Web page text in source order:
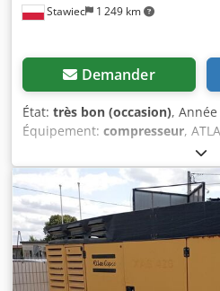
Stawiec 1 249 km
Demander
État: très bon (occasion),
Équipement: compresseur,
XAS88 5.2m3 2019 Compresseur
88 entièrement révisé Données
m3/min ; pression de travail 7
2019 ; Cjdpfxsrdf Swe Anvjha
1519h !!! compresseur
58800 zł prix brut : 72324 zł
lien vers une vidéo montrant le
machine.